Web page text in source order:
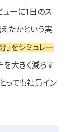
ューに1日のス
たかという実
」をシミュレー
を大きく減らす
っても社員イン